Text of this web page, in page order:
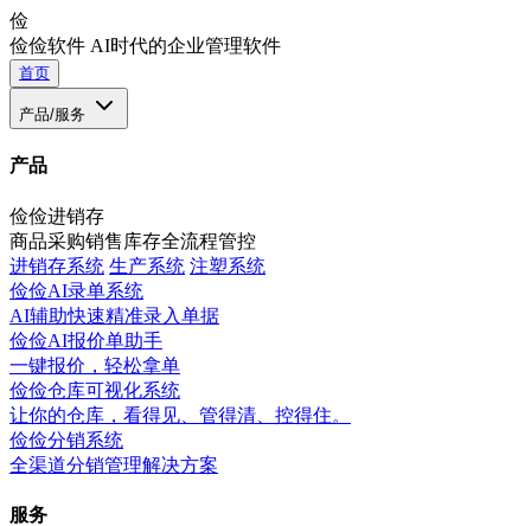
俭
俭俭软件 AI时代的企业管理软件
首页
产品/服务
产品
俭俭进销存
商品采购销售库存全流程管控
进销存系统 生产系统 注塑系统
俭俭AI录单系统
AI辅助快速精准录入单据
俭俭AI报价单助手
一键报价，轻松拿单
俭俭仓库可视化系统
让你的仓库，看得见、管得清、控得住。
俭俭分销系统
全渠道分销管理解决方案
服务